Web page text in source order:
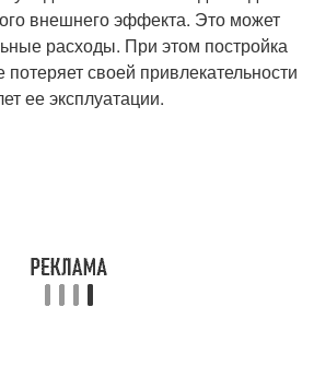
внешнего эффекта. Это может
расходы. При этом постройка
потеряет своей привлекательности
ее эксплуатации.